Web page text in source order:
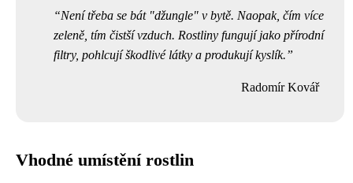
Není třeba se bát "džungle" v bytě. Naopak, čím více
zeleně, tím čistší vzduch. Rostliny fungují jako přírodní
filtry, pohlcují škodlivé látky a produkují kyslík.
Radomír Kovář
Vhodné umístění rostlin